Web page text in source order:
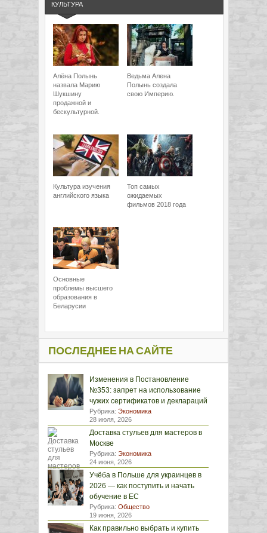
КУЛЬТУРА
Алёна Полынь
назвала Марию
Шукшину
продажной и
бескультурной.
Ведьма Алена
Полынь создала
свою Империю.
Культура изучения
английского языка
Топ самых
ожидаемых
фильмов 2018 года
Основные
проблемы высшего
образования в
Беларусии
ПОСЛЕДНЕЕ НА САЙТЕ
Изменения в Постановление
№353: запрет на использование
чужих сертификатов и деклараций
Рубрика: Экономика
28 июля, 2026
Доставка стульев для мастеров в
Москве
Рубрика: Экономика
24 июня, 2026
Учёба в Польше для украинцев в
2026 — как поступить и начать
обучение в ЕС
Рубрика: Общество
19 июня, 2026
Как правильно выбрать и купить